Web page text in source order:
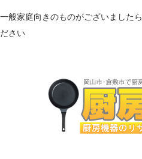
一般家庭向きのものがございましたら
ださい